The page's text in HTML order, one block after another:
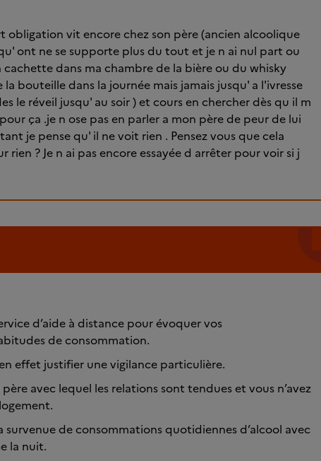
obligation vit encore chez son père (ancien alcoolique
ont ne se supporte plus du tout et je n ai nul part ou
cachette dans ma chambre de la bière ou du whisky
bouteille dans la journée mais jamais jusqu' a l'ivresse
le réveil jusqu' au soir ) et cours en chercher dès qu il m
ça .je n ose pas en parler a mon père de peur de lui
je pense qu' il ne voit rien . Pensez vous que cela
rien ? Je n ai pas encore essayée d arrêter pour voir si j
d’aide à distance pour évoquer vos
de consommation.
effet justifier une vigilance particulière.
avec lequel les relations sont tendues et vous n’avez
de consommations quotidiennes d’alcool avec
la nuit.